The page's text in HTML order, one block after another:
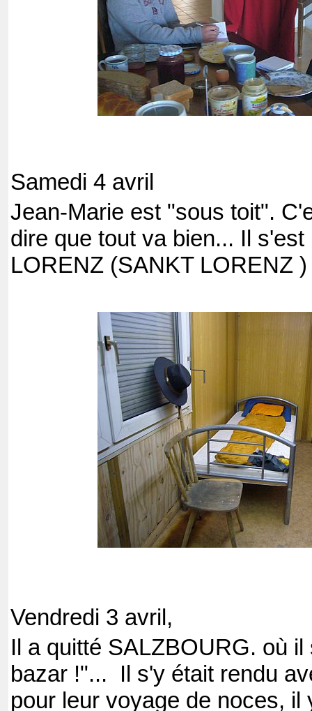
Samedi 4 avril
Jean-Marie est "sous toit".
dire que tout va bien... Il s'est
LORENZ (SANKT LORENZ
Vendredi 3 avril,
Il a quitté SALZBOURG. où
bazar !"... Il s'y était rendu
pour leur voyage de noces, il